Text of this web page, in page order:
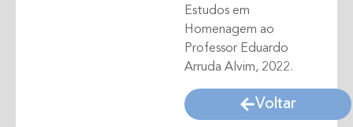
Estudos em
Homenagem ao
Professor Eduardo
Arruda Alvim, 2022.
Voltar